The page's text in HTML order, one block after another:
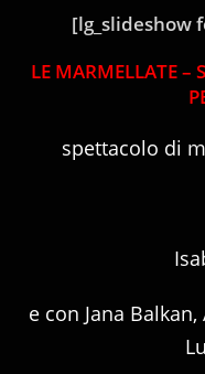
[lg_slideshow
LE MARMELLATE –
spettacolo di
e con Jana